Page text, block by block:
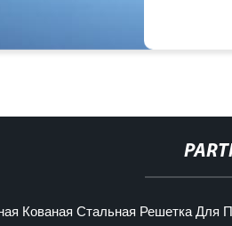
Кованая Стальная Решетка Для